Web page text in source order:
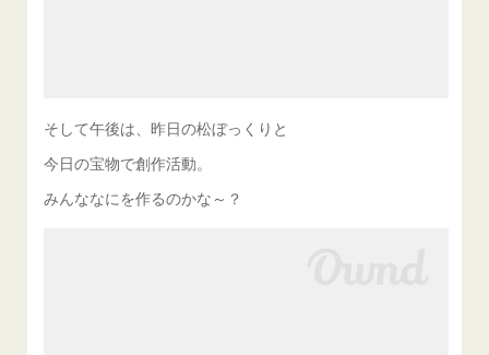
そして午後は、昨日の松ぼっくりと
今日の宝物で創作活動。
みんななにを作るのかな～？